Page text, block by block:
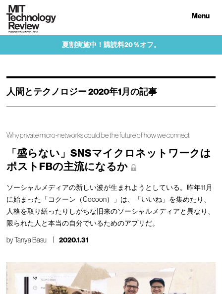
Menu
夏割実施中！購読料20％オフ。
人間とテクノロジー 2020年1月の記事
Why private micro-networks could be the future of how we connect
「盛らない」SNSマイクロネットワークは
ポストFBの主流になるか
ソーシャルメディアの新しい波が生まれようとしている。昨年11月
に始まった「コクーン（Cocoon）」は、「いいね」を集めたり、
人格を取り繕ったりしがちな旧来のソーシャルメディアと異なり、
限られた人と本当の自分でいるためのアプリだ。
byTanya Basu 2020.1.31